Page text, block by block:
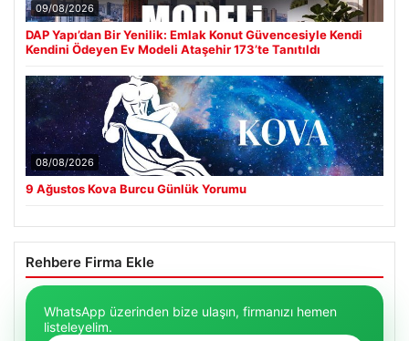
09/08/2026
DAP Yapı’dan Bir Yenilik: Emlak Konut Güvencesiyle Kendi
Kendini Ödeyen Ev Modeli Ataşehir 173’te Tanıtıldı
08/08/2026
9 Ağustos Kova Burcu Günlük Yorumu
Rehbere Firma Ekle
WhatsApp üzerinden bize ulaşın, firmanızı hemen
listeleyelim.